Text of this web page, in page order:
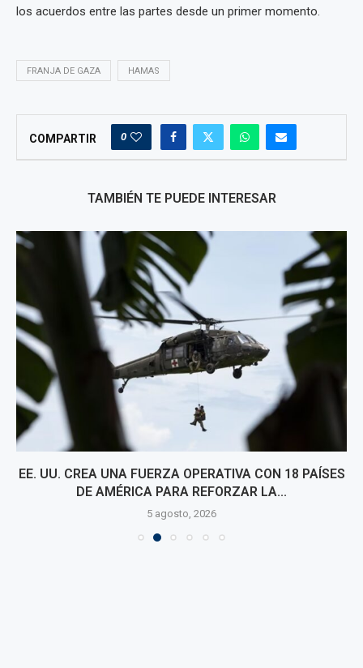
los acuerdos entre las partes desde un primer momento.
FRANJA DE GAZA HAMAS
COMPARTIR 0
TAMBIÉN TE PUEDE INTERESAR
EE. UU. CREA UNA FUERZA OPERATIVA CON 18 PAÍSES
DE AMÉRICA PARA REFORZAR LA...
5 agosto, 2026